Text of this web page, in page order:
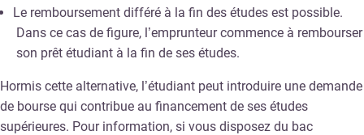
Le remboursement différé à la fin des études est possible.
Dans ce cas de figure, l’emprunteur commence à rembourser
son prêt étudiant à la fin de ses études.
Hormis cette alternative, l’étudiant peut introduire une demande
de bourse qui contribue au financement de ses études
supérieures. Pour information, si vous disposez du bac